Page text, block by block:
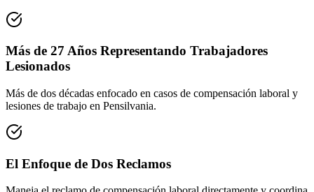
Más de 27 Años Representando Trabajadores
Lesionados
Más de dos décadas enfocado en casos de compensación laboral y
lesiones de trabajo en Pensilvania.
El Enfoque de Dos Reclamos